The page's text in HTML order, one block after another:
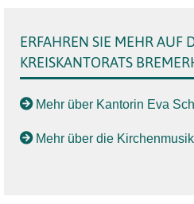
ERFAHREN SIE MEHR AUF
KREISKANTORATS
Mehr über Kantorin Eva
Mehr über die